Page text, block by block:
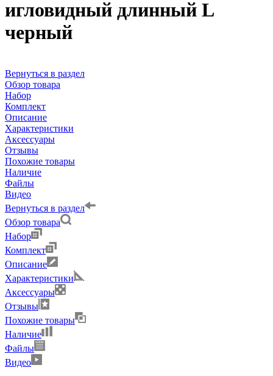
игловидный длинный L
черный
Вернуться в раздел
Обзор товара
Набор
Комплект
Описание
Характеристики
Аксессуары
Отзывы
Похожие товары
Наличие
Файлы
Видео
Вернуться в раздел
Обзор товара
Набор
Комплект
Описание
Характеристики
Аксессуары
Отзывы
Похожие товары
Наличие
Файлы
Видео